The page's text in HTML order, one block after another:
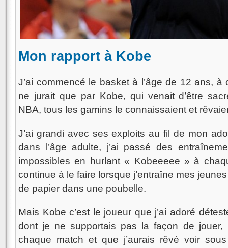
Mon rapport à Kobe
J’ai commencé le basket à l’âge de 12 ans,
ne jurait que par Kobe, qui venait d’être
NBA, tous les gamins le connaissaient et
J’ai grandi avec ses exploits au fil de mon
dans l’âge adulte, j’ai passé des
impossibles en hurlant « Kobeeeee » à
continue à le faire lorsque j’entraîne mes
de papier dans une poubelle.
Mais Kobe c’est le joueur que j’ai adoré
dont je ne supportais pas la façon de
chaque match et que j’aurais rêvé voir